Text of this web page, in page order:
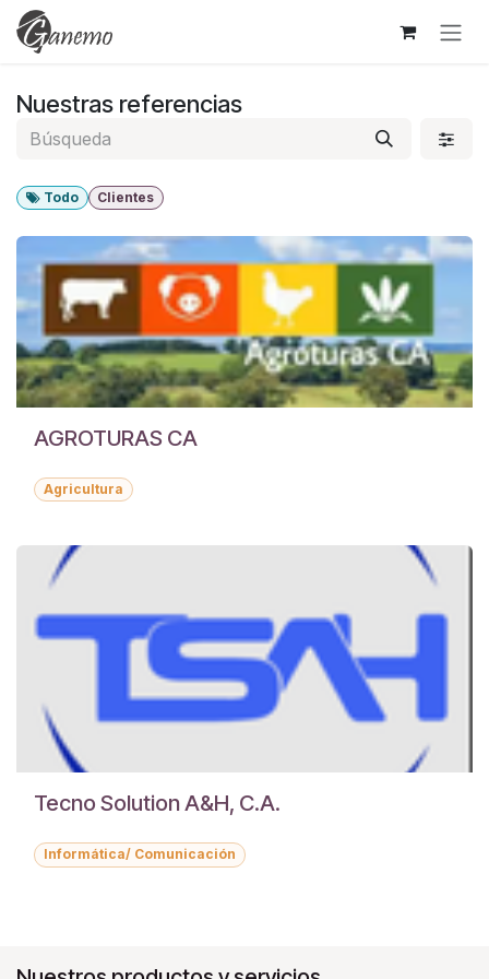
Ir al contenido
Nuestras referencias
Todo Clientes
AGROTURAS CA
Agricultura
Tecno Solution A&H, C.A.
Informática/ Comunicación